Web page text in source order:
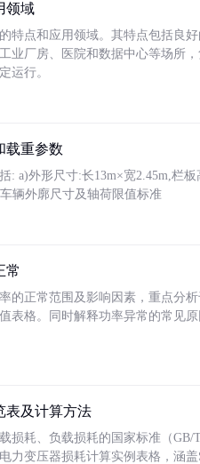
领域
特点和应用领域。其特点包括良
业厂房、医院和数据中心等场所
运行。
载重参数
: a)外形尺寸:长13m×宽2.45m,栏
辆外廓尺寸及轴荷限值标准
常
的正常范围及影响因素，重点分
表格。同时解释功率异常的常见
表及计算方法
损耗、负载损耗的国家标准（GB/
力变压器损耗计算实例表格，涵